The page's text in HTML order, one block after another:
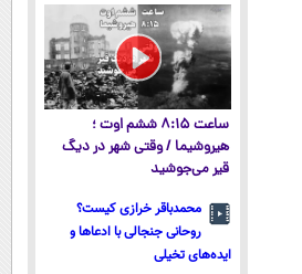
ساعت ۸:۱۵ ششم اوت ؛
هیروشیما / وقتی شهر در دیگ
قیر می‌جوشید
محمدباقر خرازی کیست؟
روحانی جنجالی با ادعاها و
ایده‌های تخیلی